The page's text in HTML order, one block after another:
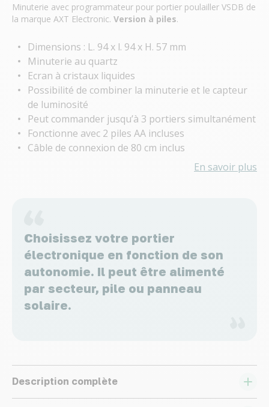
Minuterie avec programmateur pour portier poulailler VSDB de
la marque AXT Electronic. Version à piles.
Dimensions : L. 94 x l. 94 x H. 57 mm
Minuterie au quartz
Ecran à cristaux liquides
Possibilité de combiner la minuterie et le capteur
de luminosité
Peut commander jusqu’à 3 portiers simultanément
Fonctionne avec 2 piles AA incluses
Câble de connexion de 80 cm inclus
En savoir plus
Choisissez votre portier
électronique en fonction de son
autonomie. Il peut être alimenté
par secteur, pile ou panneau
solaire.
Description complète